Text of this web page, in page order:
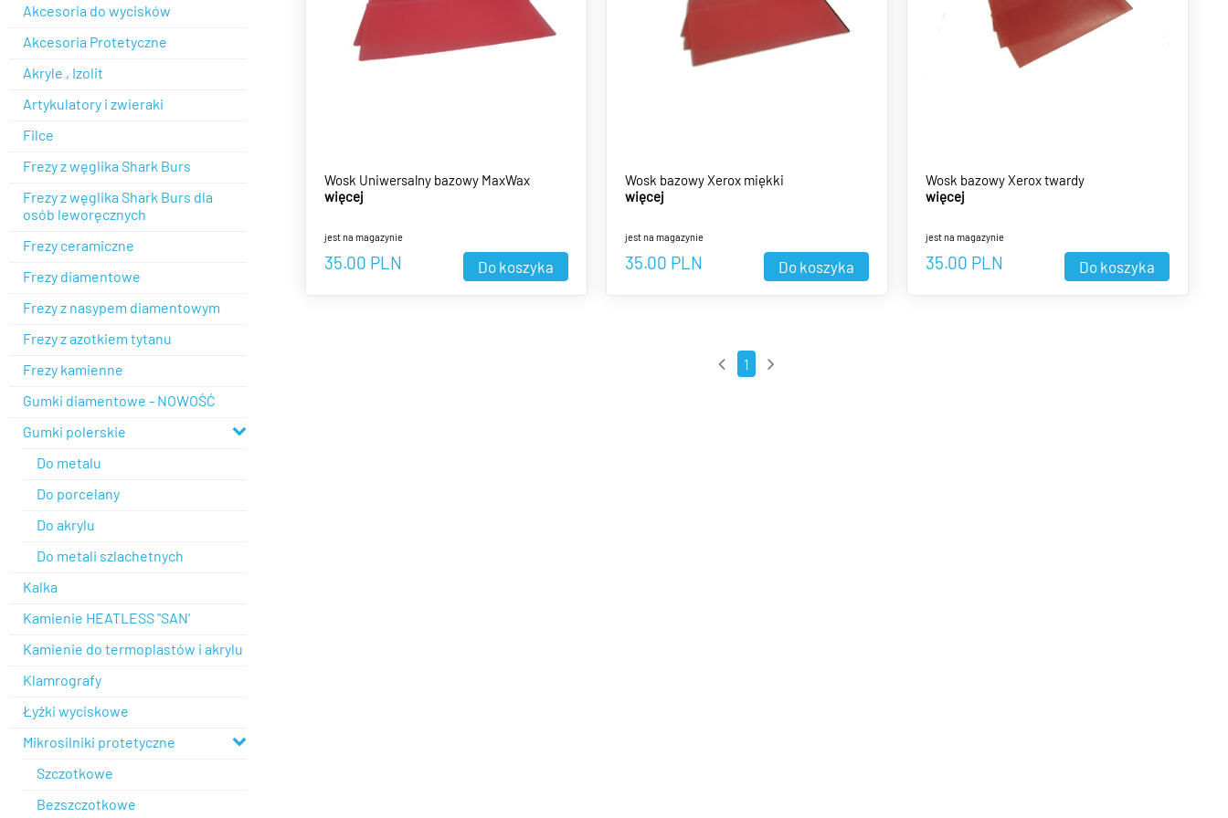
Akcesoria do wycisków
Akcesoria Protetyczne
Akryle , Izolit
Artykulatory i zwieraki
Filce
Frezy z węglika Shark Burs
Frezy z węglika Shark Burs dla
osób leworęcznych
Frezy ceramiczne
Frezy diamentowe
Frezy z nasypem diamentowym
Frezy z azotkiem tytanu
Frezy kamienne
Gumki diamentowe - NOWOŚĆ
Gumki polerskie
Do metalu
Do porcelany
Do akrylu
Do metali szlachetnych
Kalka
Kamienie HEATLESS "SAN'
Kamienie do termoplastów i akrylu
Klamrografy
Łyżki wyciskowe
Mikrosilniki protetyczne
Szczotkowe
Bezszczotkowe
Wosk Uniwersalny bazowy MaxWax
więcej
jest na magazynie
35.00 PLN
Wosk bazowy Xerox miękki
więcej
jest na magazynie
35.00 PLN
Wosk bazowy Xerox twardy
więcej
jest na magazynie
35.00 PLN
1